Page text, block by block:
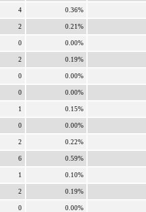
4 0.36%
2 0.21%
0 0.00%
2 0.19%
0 0.00%
0 0.00%
1 0.15%
0 0.00%
2 0.22%
6 0.59%
1 0.10%
2 0.19%
0 0.00%